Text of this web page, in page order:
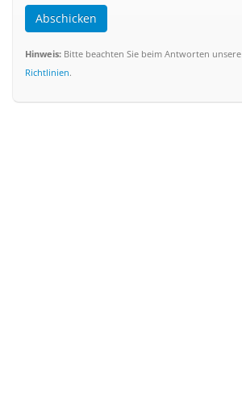
Abschicken
Hinweis: Bitte beachten Sie beim Antworten unsere
Richtlinien.